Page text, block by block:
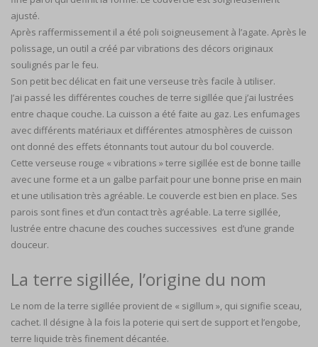
ajusté.
Après raffermissement il a été poli soigneusement à l’agate. Après le
polissage, un outil a créé par vibrations des décors originaux
soulignés par le feu.
Son petit bec délicat en fait une verseuse très facile à utiliser.
J’ai passé les différentes couches de terre sigillée que j’ai lustrées
entre chaque couche. La cuisson a été faite au gaz. Les enfumages
avec différents matériaux et différentes atmosphères de cuisson
ont donné des effets étonnants tout autour du bol couvercle.
Cette verseuse rouge « vibrations » terre sigillée est de bonne taille
avec une forme et a un galbe parfait pour une bonne prise en main
et une utilisation très agréable. Le couvercle est bien en place. Ses
parois sont fines et d’un contact très agréable. La terre sigillée,
lustrée entre chacune des couches successives est d’une grande
douceur.
La terre sigillée, l’origine du nom
Le nom de la terre sigillée provient de « sigillum », qui signifie sceau,
cachet. Il désigne à la fois la poterie qui sert de support et l’engobe,
terre liquide très finement décantée.